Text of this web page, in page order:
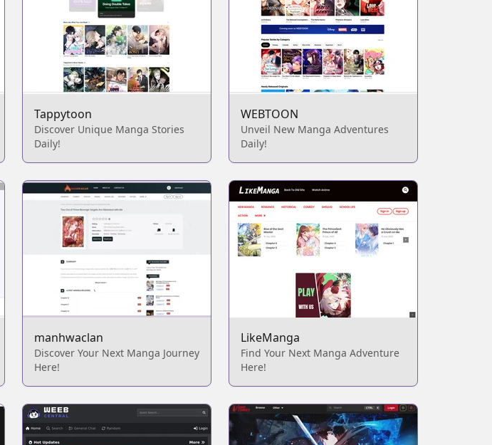
Tappytoon
Discover Unique Manga Stories
Daily!
WEBTOON
Unveil New Manga Adventures
Daily!
manhwaclan
Discover Your Next Manga Journey
Here!
LikeManga
Find Your Next Manga Adventure
Here!